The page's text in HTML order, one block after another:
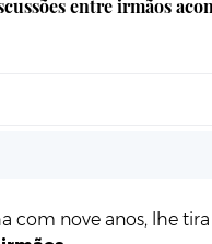
entre irmãos
nove anos, lhe